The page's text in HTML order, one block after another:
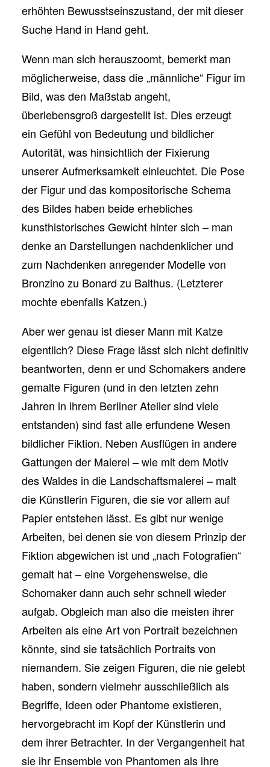
erhöhten Bewusstseinszustand, der mit dieser
Suche Hand in Hand geht.
Wenn man sich herauszoomt, bemerkt man
möglicherweise, dass die „männliche“ Figur im
Bild, was den Maßstab angeht,
überlebensgroß dargestellt ist. Dies erzeugt
ein Gefühl von Bedeutung und bildlicher
Autorität, was hinsichtlich der Fixierung
unserer Aufmerksamkeit einleuchtet. Die Pose
der Figur und das kompositorische Schema
des Bildes haben beide erhebliches
kunsthistorisches Gewicht hinter sich – man
denke an Darstellungen nachdenklicher und
zum Nachdenken anregender Modelle von
Bronzino zu Bonard zu Balthus. (Letzterer
mochte ebenfalls Katzen.)
Aber wer genau ist dieser Mann mit Katze
eigentlich? Diese Frage lässt sich nicht definitiv
beantworten, denn er und Schomakers andere
gemalte Figuren (und in den letzten zehn
Jahren in ihrem Berliner Atelier sind viele
entstanden) sind fast alle erfundene Wesen
bildlicher Fiktion. Neben Ausflügen in andere
Gattungen der Malerei – wie mit dem Motiv
des Waldes in die Landschaftsmalerei – malt
die Künstlerin Figuren, die sie vor allem auf
Papier entstehen lässt. Es gibt nur wenige
Arbeiten, bei denen sie von diesem Prinzip der
Fiktion abgewichen ist und „nach Fotografien“
gemalt hat – eine Vorgehensweise, die
Schomaker dann auch sehr schnell wieder
aufgab. Obgleich man also die meisten ihrer
Arbeiten als eine Art von Portrait bezeichnen
könnte, sind sie tatsächlich Portraits von
niemandem. Sie zeigen Figuren, die nie gelebt
haben, sondern vielmehr ausschließlich als
Begriffe, Ideen oder Phantome existieren,
hervorgebracht im Kopf der Künstlerin und
dem ihrer Betrachter. In der Vergangenheit hat
sie ihr Ensemble von Phantomen als ihre